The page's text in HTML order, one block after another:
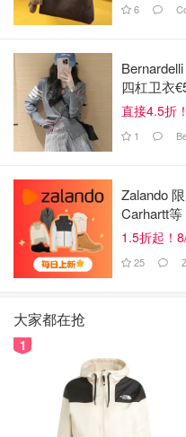
6
四杠卫衣
直接4.5折
1
Zalando
Carhartt等
1.5折起！
25
大家都在抢
1